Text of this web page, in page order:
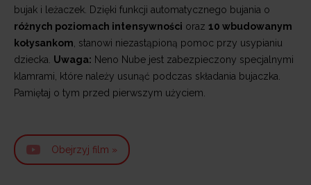
bujak i leżaczek. Dzięki funkcji automatycznego bujania o
różnych poziomach intensywności oraz 10 wbudowanym
kołysankom, stanowi niezastąpioną pomoc przy usypianiu
dziecka. Uwaga: Neno Nube jest zabezpieczony specjalnymi
klamrami, które należy usunąć podczas składania bujaczka.
Pamiętaj o tym przed pierwszym użyciem.
Obejrzyj film »